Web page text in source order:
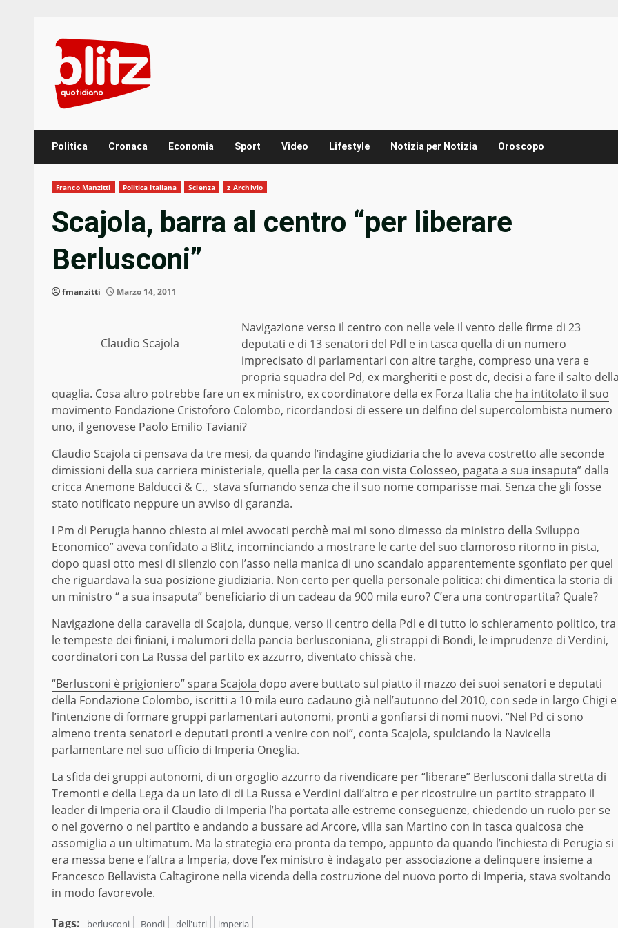
content
Politica Cronaca Economia Sport Video Lifestyle Notizia per Notizia Oroscopo
Franco Manzitti Politica Italiana Scienza z_Archivio
Scajola, barra al centro “per liberare
Berlusconi”
fmanzitti Marzo 14, 2011
Claudio Scajola
Navigazione verso il centro con nelle vele il vento delle firme di 23
deputati e di 13 senatori del Pdl e in tasca quella di un numero
imprecisato di parlamentari con altre targhe, compreso una vera e
propria squadra del Pd, ex margheriti e post dc, decisi a fare il salto
quaglia. Cosa altro potrebbe fare un ex ministro, ex coordinatore della ex Forza Italia che ha intitolato il suo
movimento Fondazione Cristoforo Colombo, ricordandosi di essere un delfino del supercolombista numero
uno, il genovese Paolo Emilio Taviani?
Claudio Scajola ci pensava da tre mesi, da quando l’indagine giudiziaria che lo aveva costretto alle seconde
dimissioni della sua carriera ministeriale, quella per la casa con vista Colosseo, pagata a sua insaputa” dalla
cricca Anemone Balducci & C., stava sfumando senza che il suo nome comparisse mai. Senza che gli fosse
stato notificato neppure un avviso di garanzia.
I Pm di Perugia hanno chiesto ai miei avvocati perchè mai mi sono dimesso da ministro della Sviluppo
Economico” aveva confidato a Blitz, incominciando a mostrare le carte del suo clamoroso ritorno in pista,
dopo quasi otto mesi di silenzio con l’asso nella manica di uno scandalo apparentemente sgonfiato per quel
che riguardava la sua posizione giudiziaria. Non certo per quella personale politica: chi dimentica la storia di
un ministro “ a sua insaputa” beneficiario di un cadeau da 900 mila euro? C’era una contropartita? Quale?
Navigazione della caravella di Scajola, dunque, verso il centro della Pdl e di tutto lo schieramento politico, tra
le tempeste dei finiani, i malumori della pancia berlusconiana, gli strappi di Bondi, le imprudenze di Verdini,
coordinatori con La Russa del partito ex azzurro, diventato chissà che.
“Berlusconi è prigioniero” spara Scajola dopo avere buttato sul piatto il mazzo dei suoi senatori e deputati
della Fondazione Colombo, iscritti a 10 mila euro cadauno già nell’autunno del 2010, con sede in largo Chigi e
l’intenzione di formare gruppi parlamentari autonomi, pronti a gonfiarsi di nomi nuovi. “Nel Pd ci sono
almeno trenta senatori e deputati pronti a venire con noi”, conta Scajola, spulciando la Navicella
parlamentare nel suo ufficio di Imperia Oneglia.
La sfida dei gruppi autonomi, di un orgoglio azzurro da rivendicare per “liberare” Berlusconi dalla stretta di
Tremonti e della Lega da un lato di di La Russa e Verdini dall’altro e per ricostruire un partito strappato il
leader di Imperia ora il Claudio di Imperia l’ha portata alle estreme conseguenze, chiedendo un ruolo per se
o nel governo o nel partito e andando a bussare ad Arcore, villa san Martino con in tasca qualcosa che
assomiglia a un ultimatum. Ma la strategia era pronta da tempo, appunto da quando l’inchiesta di Perugia si
era messa bene e l’altra a Imperia, dove l’ex ministro è indagato per associazione a delinquere insieme a
Francesco Bellavista Caltagirone nella vicenda della costruzione del nuovo porto di Imperia, stava svoltando
in modo favorevole.
Tags:
berlusconi Bondi dell'utri imperia